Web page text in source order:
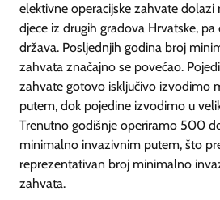
elektivne operacijske zahvate
djece iz drugih gradova Hrvatske, pa
država. Posljednjih godina broj
zahvata značajno se povećao.
zahvate gotovo isključivo izvodimo
putem, dok pojedine izvodimo u
Trenutno godišnje operiramo 500
minimalno invazivnim putem, što
reprezentativan broj minimalno
zahvata.